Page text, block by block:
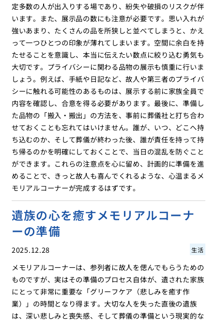
定多数の人が出入りする場であり、紛失や破損のリスクが伴
います。また、展示品の数にも注意が必要です。思い入れが
強いあまり、たくさんの品を所狭しと並べてしまうと、かえ
って一つひとつの印象が薄れてしまいます。空間に余白を持
たせることを意識し、本当に伝えたい数点に絞り込む勇気も
大切です。プライバシーに関わる品物の展示も慎重に行いま
しょう。例えば、手紙や日記など、故人や第三者のプライバ
シーに触れる可能性のあるものは、展示する前に家族全員で
内容を確認し、合意を得る必要があります。最後に、準備し
た品物の「搬入・搬出」の方法を、事前に葬儀社と打ち合わ
せておくことも忘れてはいけません。誰が、いつ、どこへ持
ち込むのか、そして葬儀が終わった後、誰が責任を持って持
ち帰るのかを明確にしておくことで、当日の混乱を防ぐこと
ができます。これらの注意点を心に留め、計画的に準備を進
めることで、きっと故人も喜んでくれるような、心温まるメ
モリアルコーナーが完成するはずです。
遺族の心を癒すメモリアルコーナ
ーの準備
2025.12.28 生活
メモリアルコーナーは、参列者に故人を偲んでもらうための
ものですが、実はその準備のプロセス自体が、遺された家族
にとって非常に重要な「グリーフケア（悲しみを癒す作
業）」の時間となり得ます。大切な人を失った直後の遺族
は、深い悲しみと喪失感、そして葬儀の準備という現実的な